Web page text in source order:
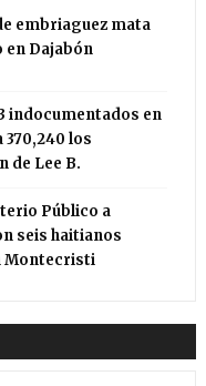
embriaguez mata
en Dajabón
indocumentados en
los
de Lee B.
Público a
seis haitianos
Montecristi